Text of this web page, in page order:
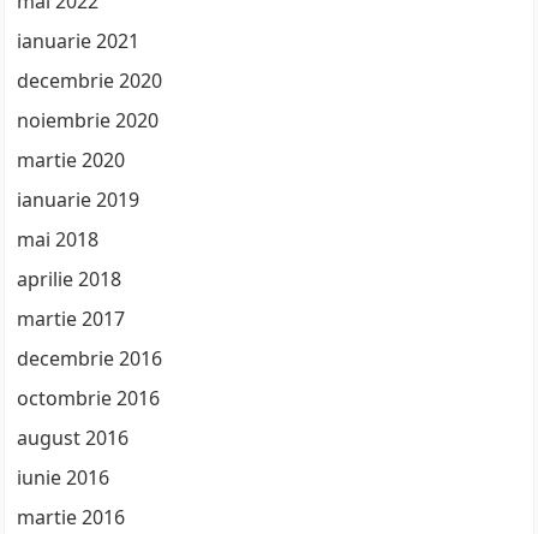
ianuarie 2021
decembrie 2020
noiembrie 2020
martie 2020
ianuarie 2019
mai 2018
aprilie 2018
martie 2017
decembrie 2016
octombrie 2016
august 2016
iunie 2016
martie 2016